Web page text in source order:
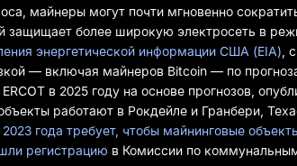
майнеры могут почти мгновенно
защищает более широкую электросеть в
энергетической информации США (EIA) ,
— включая майнеров Bitcoin — по
в 2025 году на основе прогнозов,
работают в Рокдейле и Гранбери,
2023 года требует, чтобы майнинговые
регистрацию в Комиссии по